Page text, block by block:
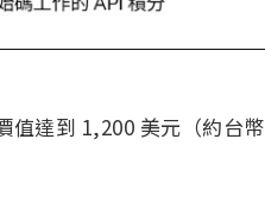
值達到 1,200 美元（約台幣